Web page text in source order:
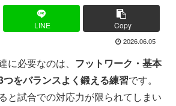
LINE Copy
2026.06.05
に必要なのは、 フットワーク・基本
をバランスよく鍛える練習です。
と試合での対応力が限られてしまい